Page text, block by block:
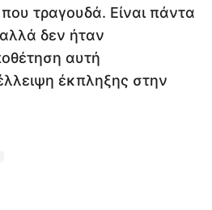
τραγουδά. Είναι πάντα
δεν ήταν
αυτή
έκπληξης στην